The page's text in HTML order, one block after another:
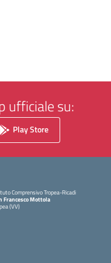
ufficiale su:
Play Store
Comprensivo Tropea-Ricadi
Francesco Mottola
(VV)
la pagina iniziale della scuola